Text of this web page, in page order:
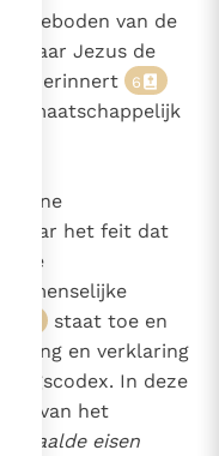
geboden van de
waar Jezus de
herinnert 6
maatschappelijk
Maar het feit dat
alle
menselijke
staat toe en
en verklaring
In deze
van het
bepaalde eisen